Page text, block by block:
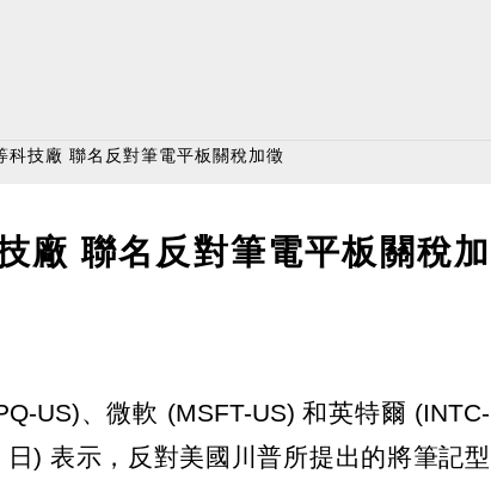
科技廠 聯名反對筆電平板關稅加徵
廠 聯名反對筆電平板關稅加
US)、微軟 (MSFT-US) 和英特爾 (INTC-
) 表示，反對美國川普所提出的將筆記型